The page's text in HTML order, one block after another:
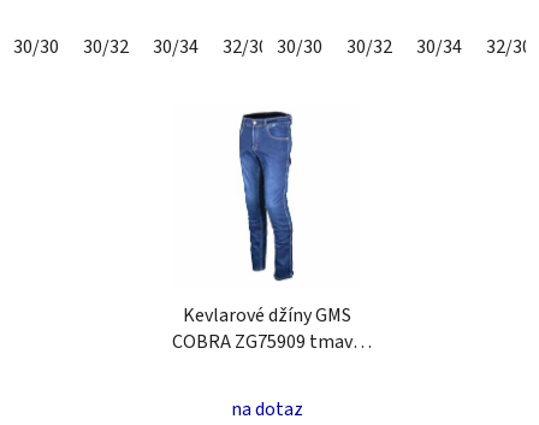
30/30 30/32 30/34 32/30 32/32 32/34 34/30 34/
30/30 30/32 30/34 32/30
Kevlarové džíny GMS
COBRA ZG75909 tmavě
na dotaz